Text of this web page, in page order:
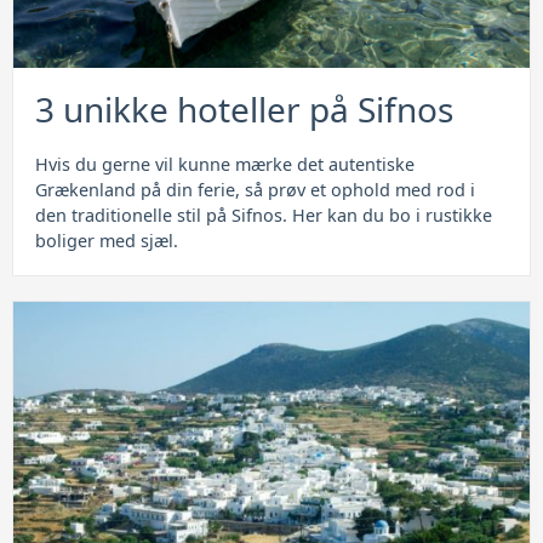
3 unikke hoteller på Sifnos
Hvis du gerne vil kunne mærke det autentiske
Grækenland på din ferie, så prøv et ophold med rod i
den traditionelle stil på Sifnos. Her kan du bo i rustikke
boliger med sjæl.